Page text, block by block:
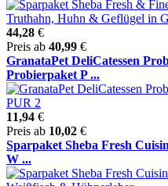
44,28 €
Preis ab 40,99 €
GranataPet DeliCatessen
Probierpaket P ...
11,94 €
Preis ab 10,02 €
Sparpaket Sheba Fresh
W ...